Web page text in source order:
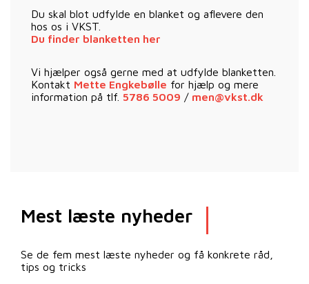
Du skal blot udfylde en blanket og aflevere den
hos os i VKST.
Du finder blanketten her
Vi hjælper også gerne med at udfylde blanketten.
Kontakt Mette Engkebølle for hjælp og mere
information på tlf. 5786 5009 / men@vkst.dk
Mest læste nyheder
Se de fem mest læste nyheder og få konkrete råd,
tips og tricks